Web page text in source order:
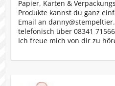
Papier, Karten &
Produkte kannst du ganz
Email an
telefonisch über 08341
Ich freue mich von dir zu